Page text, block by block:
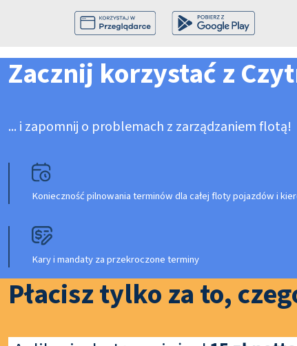
Zacznij korzystać z
... i zapomnij o problemach z zarządzaniem flotą!
Konieczność pilnowania terminów dla całej floty pojazdów i
Kary i mandaty za przekroczone terminy
Płacisz tylko za to,